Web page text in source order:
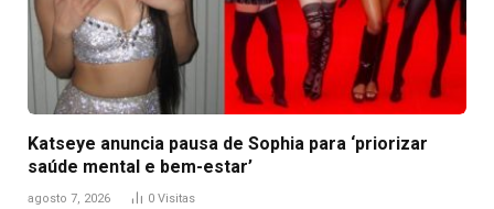
Katseye anuncia pausa de Sophia para ‘priorizar
saúde mental e bem-estar’
agosto 7, 2026 0 Visitas